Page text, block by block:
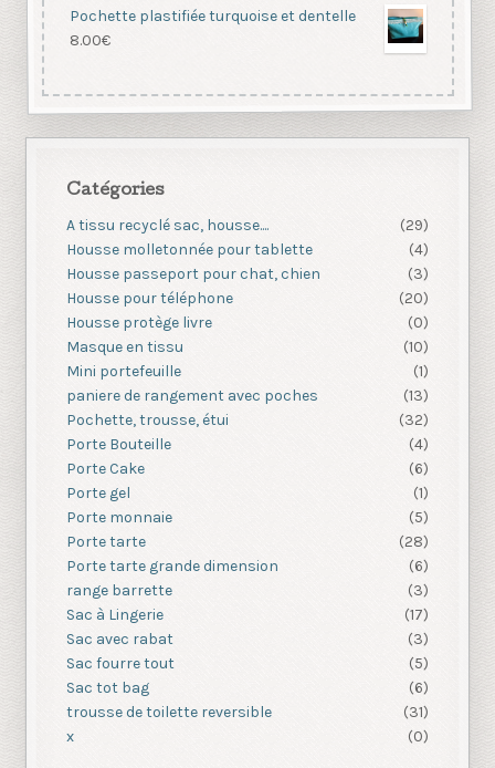
Pochette plastifiée turquoise et dentelle
8.00€
Catégories
A tissu recyclé sac, housse....
(29)
Housse molletonnée pour tablette
(4)
Housse passeport pour chat, chien
(3)
Housse pour téléphone
(20)
Housse protège livre
(0)
Masque en tissu
(10)
Mini portefeuille
(1)
paniere de rangement avec poches
(13)
Pochette, trousse, étui
(32)
Porte Bouteille
(4)
Porte Cake
(6)
Porte gel
(1)
Porte monnaie
(5)
Porte tarte
(28)
Porte tarte grande dimension
(6)
range barrette
(3)
Sac à Lingerie
(17)
Sac avec rabat
(3)
Sac fourre tout
(5)
Sac tot bag
(6)
trousse de toilette reversible
(31)
x
(0)